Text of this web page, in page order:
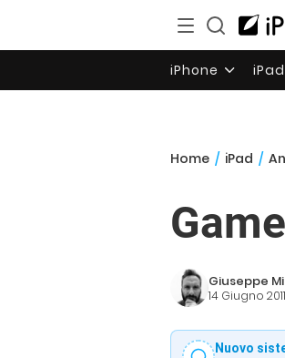
iPhone iPad
Home / iPad /
Giuseppe
14 Giugno 2011
Nuovo